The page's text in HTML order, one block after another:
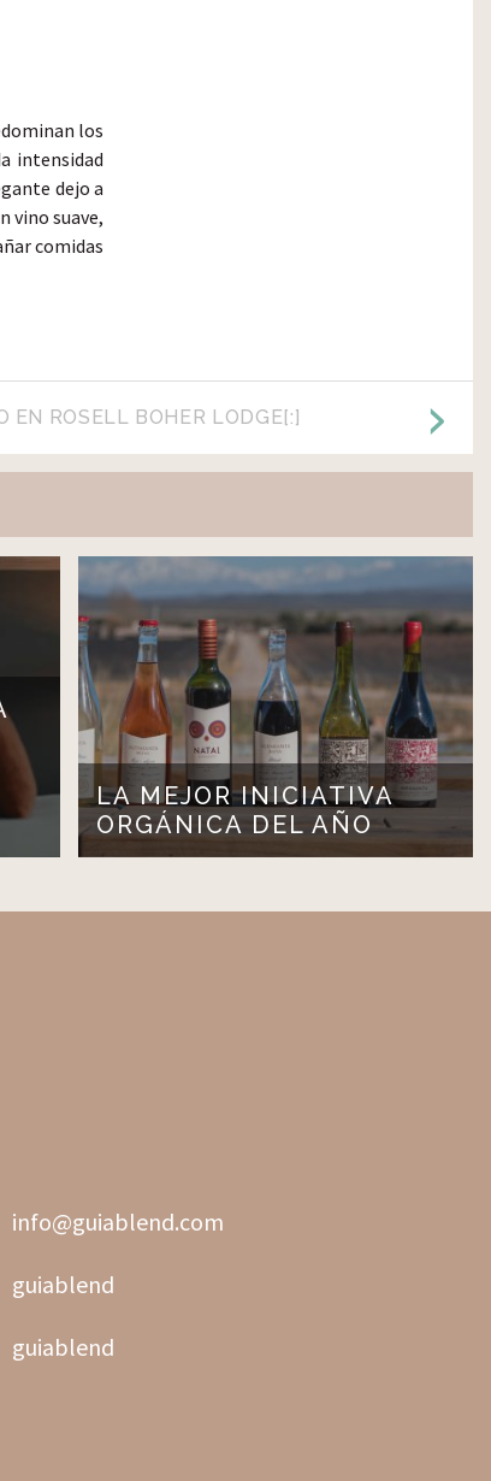
los
intensidad
dejo a
vino suave,
comidas
EN ROSELL BOHER LODGE[:]
LA MEJOR INICIATIVA
ORGÁNICA DEL AÑO
info@guiablend.com
guiablend
guiablend